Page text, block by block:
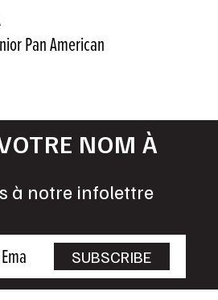
Pan American
NOM À
à notre infolettre
Email SUBSCRIBE